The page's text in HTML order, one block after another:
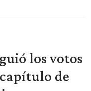
los votos
de